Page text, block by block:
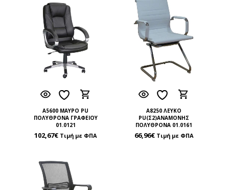
A5600 ΜΑΥΡO PU
ΠΟΛΥΘΡΟΝΑ ΓΡΑΦΕΙΟΥ
01.0121
102,67€ Τιμή με ΦΠΑ
A8250 ΛΕΥΚΟ
PU(Σ2)ΑΝΑΜΟΝΗΣ
ΠΟΛΥΘΡΟΝΑ 01.0161
66,96€ Τιμή με ΦΠΑ